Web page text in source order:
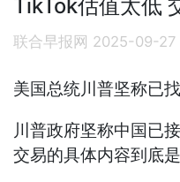
TikTok估值太低
联合早报网 2025-09-27
美国总统川普坚称已
川普政府坚称中国已
交易的具体内容到底